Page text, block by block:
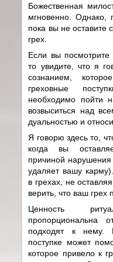
Божественная
мгновенно. Однако,
пока вы не оставите
грех.
Если вы
то увидите, что я
сознанием,
греховные
необходимо пойти
возвыситься над
дуальностью и
Я говорю здесь то,
когда вы
причиной
удаляет вашу
в грехах, не
верить, что ваш грех
Ценность
пропорциональна
подходят к нему.
поступке может
которое привело к